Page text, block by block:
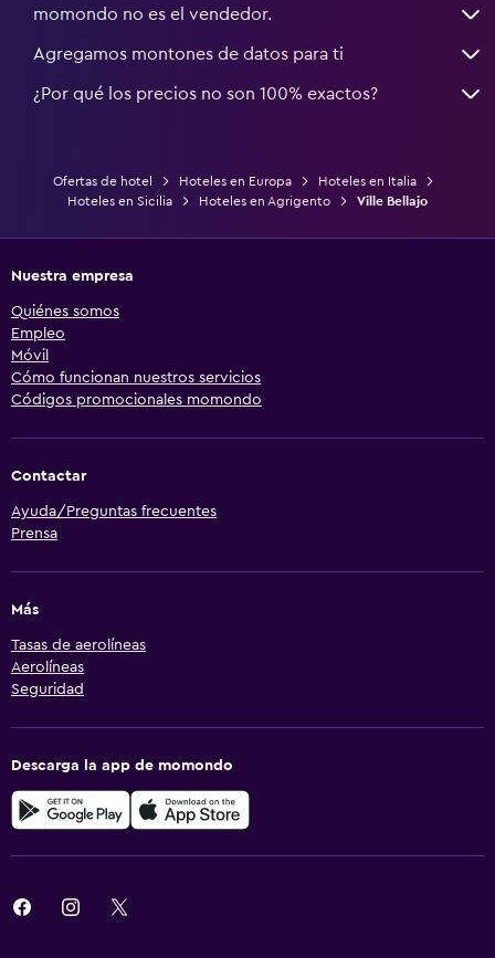
momondo no es el vendedor.
Agregamos montones de datos para ti
¿Por qué los precios no son 100% exactos?
Ofertas de hotel Hoteles en Europa
Hoteles en Italia
Hoteles en Sicilia
Hoteles en Agrigento Ville Bellajo
Nuestra empresa
Quiénes somos
Empleo
Móvil
Cómo funcionan nuestros servicios
Códigos promocionales momondo
Contactar
Ayuda/Preguntas frecuentes
Prensa
Más
Tasas de aerolíneas
Aerolíneas
Seguridad
Descarga la app de momondo